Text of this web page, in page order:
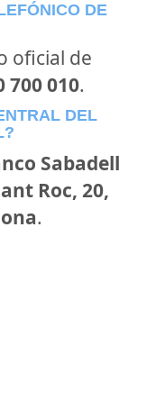
DE
oficial de
700 010.
DEL
Sabadell
Roc, 20,
.